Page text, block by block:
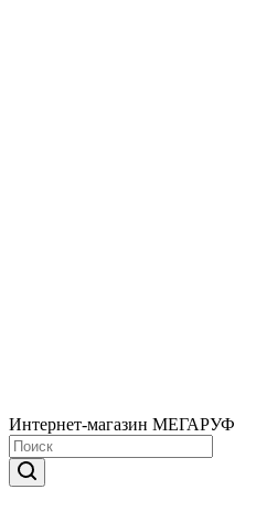
Интернет-магазин МЕГАРУФ